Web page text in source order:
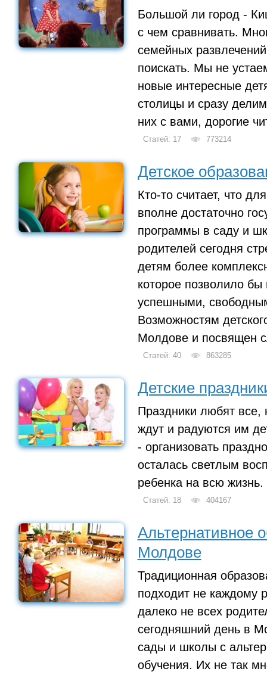
Большой ли город -
с чем сравнивать.
семейных
поискать. Мы не
новые интересные
столицы и сразу
них с вами, дорогие
Статей: 17 773214
Детское
Кто-то считает, что
вполне достаточно
программы в саду и
родителей сегодня
детям более
которое позволило
успешными,
Возможностям
Молдове и посвящен
Статей: 40 863285
Детские
Праздники любят все,
ждут и радуются им
- организовать
осталась светлым
ребенка на всю жизнь.
Статей: 18 404167
Альтернативное
Молдове
Традиционная
подходит не каждому
далеко не всех
сегодняшний день в
сады и школы с
обучения. Их не так